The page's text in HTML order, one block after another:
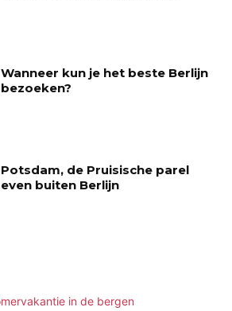
Wanneer kun je het beste Berlijn
bezoeken?
Potsdam, de Pruisische parel
even buiten Berlijn